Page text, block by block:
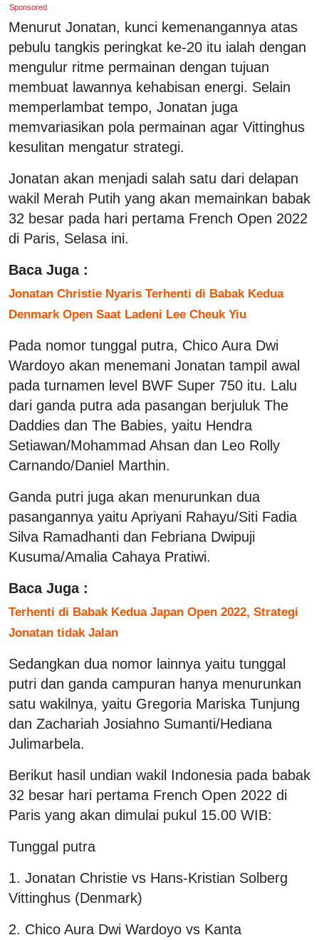
Sponsored
Menurut Jonatan, kunci kemenangannya atas
pebulu tangkis peringkat ke-20 itu ialah dengan
mengulur ritme permainan dengan tujuan
membuat lawannya kehabisan energi. Selain
memperlambat tempo, Jonatan juga
memvariasikan pola permainan agar Vittinghus
kesulitan mengatur strategi.
Jonatan akan menjadi salah satu dari delapan
wakil Merah Putih yang akan memainkan babak
32 besar pada hari pertama French Open 2022
di Paris, Selasa ini.
Baca Juga :
Jonatan Christie Nyaris Terhenti di Babak Kedua
Denmark Open Saat Ladeni Lee Cheuk Yiu
Pada nomor tunggal putra, Chico Aura Dwi
Wardoyo akan menemani Jonatan tampil awal
pada turnamen level BWF Super 750 itu. Lalu
dari ganda putra ada pasangan berjuluk The
Daddies dan The Babies, yaitu Hendra
Setiawan/Mohammad Ahsan dan Leo Rolly
Carnando/Daniel Marthin.
Ganda putri juga akan menurunkan dua
pasangannya yaitu Apriyani Rahayu/Siti Fadia
Silva Ramadhanti dan Febriana Dwipuji
Kusuma/Amalia Cahaya Pratiwi.
Baca Juga :
Terhenti di Babak Kedua Japan Open 2022, Strategi
Jonatan tidak Jalan
Sedangkan dua nomor lainnya yaitu tunggal
putri dan ganda campuran hanya menurunkan
satu wakilnya, yaitu Gregoria Mariska Tunjung
dan Zachariah Josiahno Sumanti/Hediana
Julimarbela.
Berikut hasil undian wakil Indonesia pada babak
32 besar hari pertama French Open 2022 di
Paris yang akan dimulai pukul 15.00 WIB:
Tunggal putra
1. Jonatan Christie vs Hans-Kristian Solberg
Vittinghus (Denmark)
2. Chico Aura Dwi Wardoyo vs Kanta